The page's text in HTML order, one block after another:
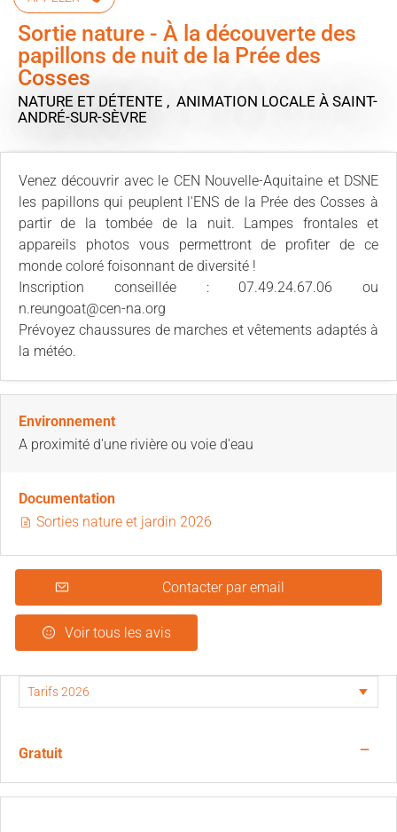
Sortie nature - À la découverte des
papillons de nuit de la Prée des
Cosses
NATURE ET DÉTENTE , ANIMATION LOCALE À SAINT-
ANDRÉ-SUR-SÈVRE
Venez découvrir avec le CEN Nouvelle-Aquitaine et DSNE
les papillons qui peuplent l'ENS de la Prée des Cosses à
partir de la tombée de la nuit. Lampes frontales et
appareils photos vous permettront de profiter de ce
monde coloré foisonnant de diversité !
Inscription conseillée : 07.49.24.67.06 ou
n.reungoat@cen-na.org
Prévoyez chaussures de marches et vêtements adaptés à
la météo.
Environnement
A proximité d'une rivière ou voie d'eau
Documentation
Sorties nature et jardin 2026
Contacter par email
Voir tous les avis
Gratuit —